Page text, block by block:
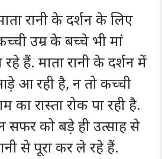
रानी के दर्शन के लिए
उम्र के बच्चे भी मां
हैं. माता रानी के दर्शन में
आ रही है, न तो कच्ची
का रास्ता रोक पा रही है.
सफर को बड़े ही उत्साह से
से पूरा कर ले रहे हैं.